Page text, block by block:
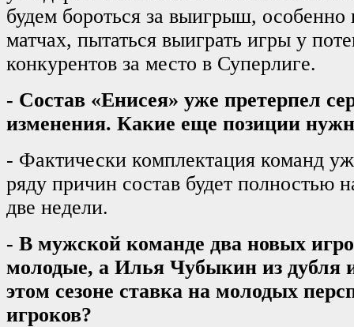
будем бороться за выигрыш,
матчах, пытаться выиграть игры у
конкурентов за место в Суперлиге.
- Состав «Енисея» уже претерпел
изменения. Какие еще позиции
- Фактически комплектация команд
ряду причин состав будет полностью
две недели.
- В мужской команде два новых
молодые, а Илья Чубыкин из дубля
этом сезоне ставка на молодых
игроков?